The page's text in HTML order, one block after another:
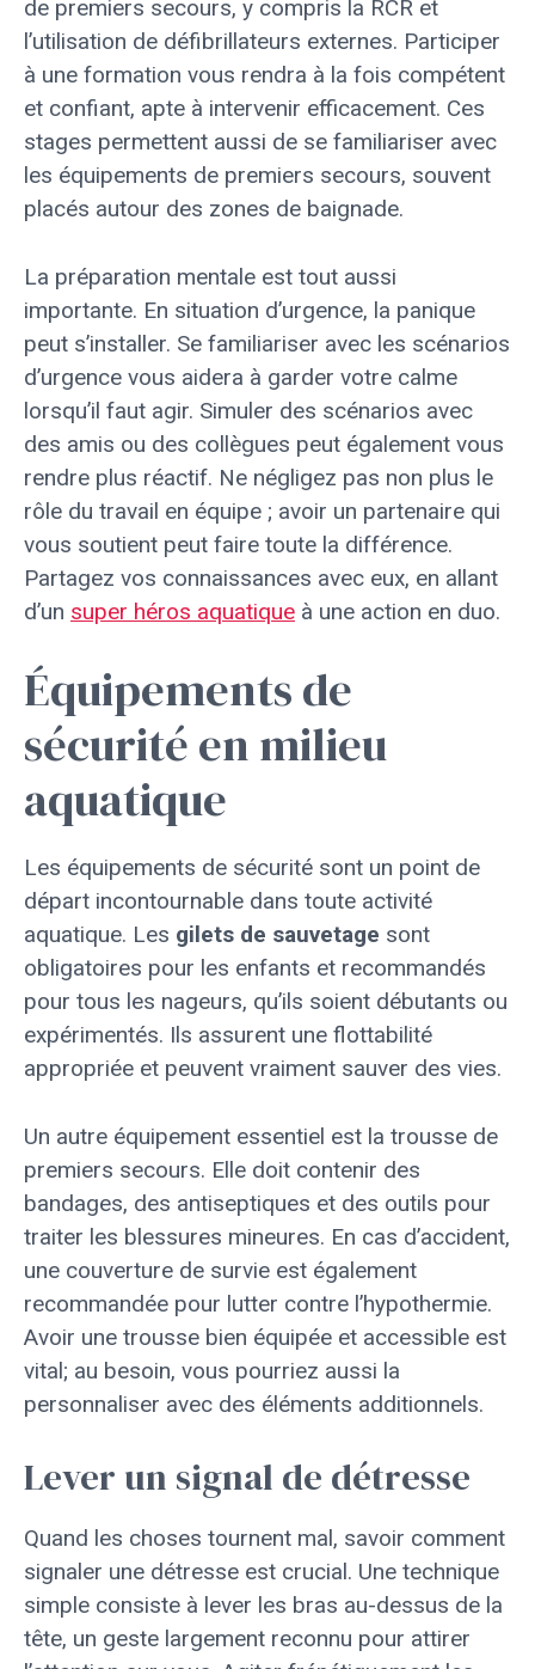
de premiers secours, y compris la RCR et
l’utilisation de défibrillateurs externes. Participer
à une formation vous rendra à la fois compétent
et confiant, apte à intervenir efficacement. Ces
stages permettent aussi de se familiariser avec
les équipements de premiers secours, souvent
placés autour des zones de baignade.
La préparation mentale est tout aussi
importante. En situation d’urgence, la panique
peut s’installer. Se familiariser avec les scénarios
d’urgence vous aidera à garder votre calme
lorsqu’il faut agir. Simuler des scénarios avec
des amis ou des collègues peut également vous
rendre plus réactif. Ne négligez pas non plus le
rôle du travail en équipe ; avoir un partenaire qui
vous soutient peut faire toute la différence.
Partagez vos connaissances avec eux, en allant
d’un super héros aquatique à une action en duo.
Équipements de
sécurité en milieu
aquatique
Les équipements de sécurité sont un point de
départ incontournable dans toute activité
aquatique. Les gilets de sauvetage sont
obligatoires pour les enfants et recommandés
pour tous les nageurs, qu’ils soient débutants ou
expérimentés. Ils assurent une flottabilité
appropriée et peuvent vraiment sauver des vies.
Un autre équipement essentiel est la trousse de
premiers secours. Elle doit contenir des
bandages, des antiseptiques et des outils pour
traiter les blessures mineures. En cas d’accident,
une couverture de survie est également
recommandée pour lutter contre l’hypothermie.
Avoir une trousse bien équipée et accessible est
vital; au besoin, vous pourriez aussi la
personnaliser avec des éléments additionnels.
Lever un signal de détresse
Quand les choses tournent mal, savoir comment
signaler une détresse est crucial. Une technique
simple consiste à lever les bras au-dessus de la
tête, un geste largement reconnu pour attirer